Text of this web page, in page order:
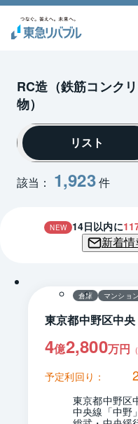
RC造（鉄筋コンク
物）
該当： 1,923件
リスト
NEW 14日以内に
新着情
倉庫 マンショ
東京都中野区中央
4億2,800万円
予定利回り：
東京都中野区
中央線「中野